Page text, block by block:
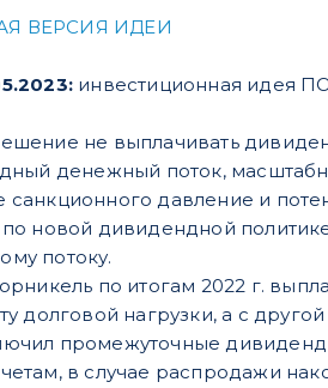
ВЕРСИЯ ИДЕИ
инвестиционная идея
не выплачивать
денежный поток,
санкционного давление и
новой дивидендной
потоку.
по итогам 2022 г.
долговой нагрузки, а с
промежуточные
в случае распродажи